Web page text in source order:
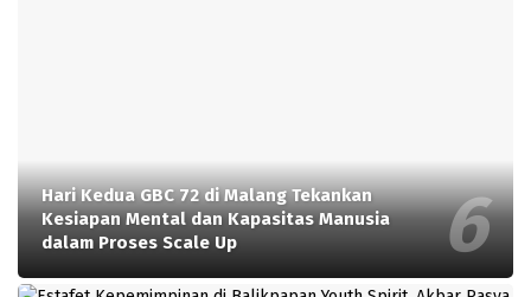
Hari Kedua GBC 72 di Malang Tekankan
Kesiapan Mental dan Kapasitas Manusia
dalam Proses Scale Up